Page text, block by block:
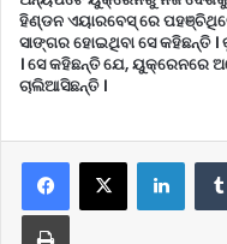
ହିଣ୍ଡନ ଏୟାରବେସ୍ ରେ
ସାଙ୍ଗର ହୋଇଥିବା ସେ କହିଛନ୍ତି
। ସେ କହିଛନ୍ତି ଯେ, ୟୁକ୍ରେନରେ
ଚାଲିଆସିଛନ୍ତି ।